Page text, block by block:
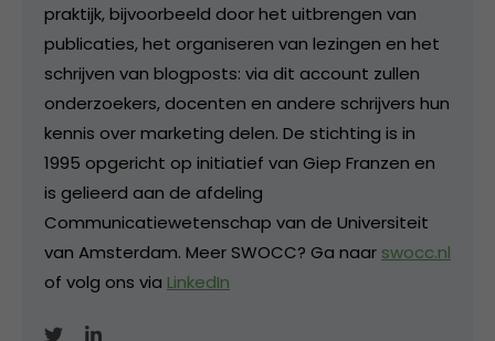
praktijk, bijvoorbeeld door het uitbrengen van
publicaties, het organiseren van lezingen en het
schrijven van blogposts: via dit account zullen
onderzoekers, docenten en andere schrijvers hun
kennis over marketing delen. De stichting is in
1995 opgericht op initiatief van Giep Franzen en
is gelieerd aan de afdeling
Communicatiewetenschap van de Universiteit
van Amsterdam. Meer SWOCC? Ga naar swocc.nl
of volg ons via LinkedIn